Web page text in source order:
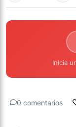
Inicia
0 comentarios